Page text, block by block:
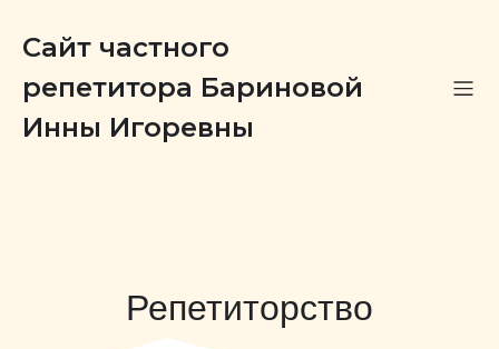
Сайт частного
репетитора Бариновой
Инны Игоревны
Репетиторство